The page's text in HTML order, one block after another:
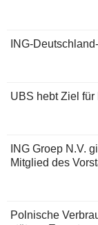
ING-
UBS hebt Ziel für
ING Groep N.V.
Mitglied des
Polnische